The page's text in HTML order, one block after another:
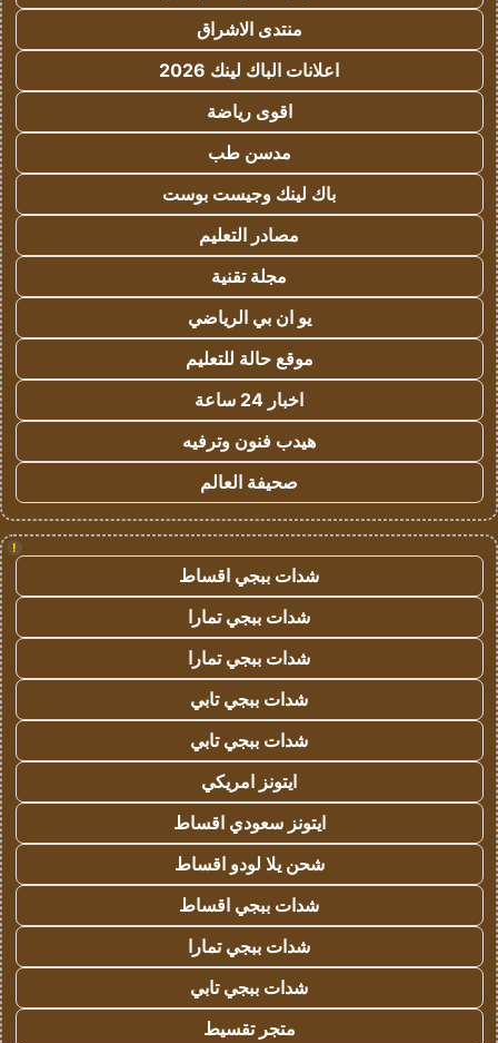
منتدى الاشراق
اعلانات الباك لينك 2026
اقوى رياضة
مدسن طب
باك لينك وجيست بوست
مصادر التعليم
مجلة تقنية
يو ان بي الرياضي
موقع حالة للتعليم
اخبار 24 ساعة
هيدب فنون وترفيه
صحيفة العالم
!
شدات ببجي اقساط
شدات ببجي تمارا
شدات ببجي تمارا
شدات ببجي تابي
شدات ببجي تابي
ايتونز امريكي
ايتونز سعودي اقساط
شحن يلا لودو اقساط
شدات ببجي اقساط
شدات ببجي تمارا
شدات ببجي تابي
متجر تقسيط